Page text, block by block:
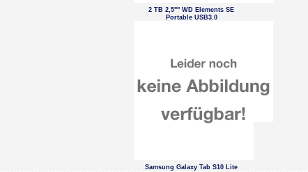
2 TB 2,5"" WD Elements SE
Portable USB3.0
Samsung Galaxy Tab S10 Lite